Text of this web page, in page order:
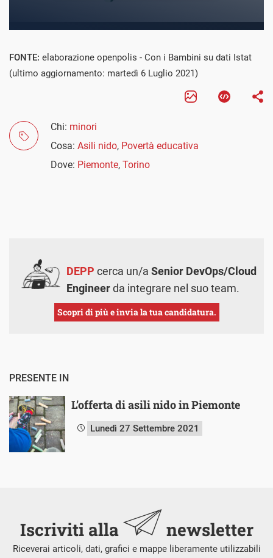
FONTE: elaborazione openpolis - Con i Bambini su dati Istat
(ultimo aggiornamento: martedì 6 Luglio 2021)
Chi: minori
Cosa: Asili nido, Povertà educativa
Dove: Piemonte, Torino
DEPP cerca un/a Senior DevOps/Cloud
Engineerda integrare nel suo team.
Scopri di più e invia la tua candidatura.
PRESENTE IN
L’offerta di asili nido in Piemonte
Lunedì 27 Settembre 2021
Iscriviti alla newsletter
Riceverai articoli, dati, grafici e mappe liberamente utilizzabili